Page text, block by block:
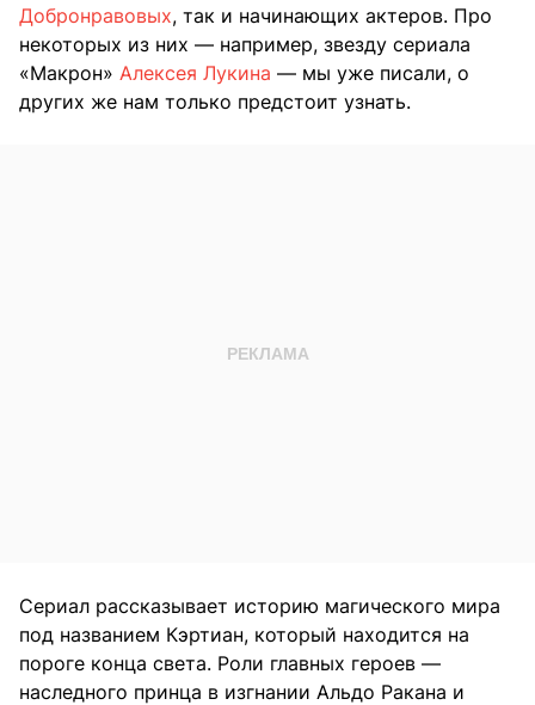
Добронравовых, так и начинающих актеров. Про
некоторых из них — например, звезду сериала
«Макрон» Алексея Лукина — мы уже писали, о
других же нам только предстоит узнать.
Сериал рассказывает историю магического мира
под названием Кэртиан, который находится на
пороге конца света. Роли главных героев —
наследного принца в изгнании Альдо Ракана и